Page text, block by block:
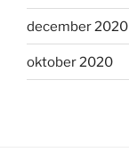
december 2020
oktober 2020